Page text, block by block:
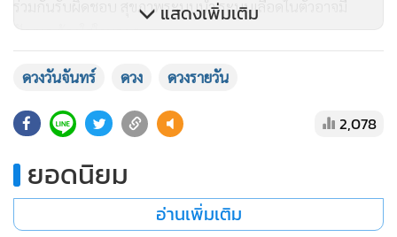
ร่วมกันรับผิดชอบ สุขภาพระบบน้ำ ระบบเลือดในตัวอาจมี
ปัญหา ต้องใส่ใจมากๆ
ปากกับใจสวนทาง คู่ไหนทะเลาะหรืองอนกันอยู่ เว้นห่างกันบ้าง
เพื่อทบทวนตัวเอง แต่หากเฝ้ารอให้ใครสักคนกลับมาง้อ คุณอาจ
ต้องออกตัวง้อพวกเขาก่อนในตอนจบ อยู่ก่อนแต่งอาจมีข่าวดี
เรื่องทายาท มีดวงโยกย้ายไปอยู่กับคนรัก หรือได้รู้จักครอบครัว
แฟนมากขึ้น
แสดงเพิ่มเติม
ดวงวันจันทร์ ดวง ดวงรายวัน
2,078
ยอดนิยม
อ่านเพิ่มเติม